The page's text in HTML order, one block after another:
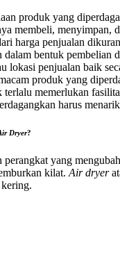
produk yang
membeli, menyimpan,
harga penjualan
bentuk pembelian
lokasi penjualan baik
produk yang
terlalu memerlukan
harus
Dryer?
perangkat yang
kilat. Air dryer